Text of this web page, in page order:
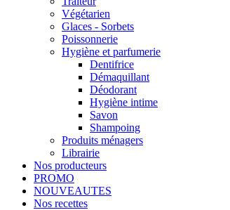
Végétarien
Glaces - Sorbets
Poissonnerie
Hygiène et parfumerie
Dentifrice
Démaquillant
Déodorant
Hygiène intime
Savon
Shampoing
Produits ménagers
Librairie
Nos producteurs
PROMO
NOUVEAUTES
Nos recettes